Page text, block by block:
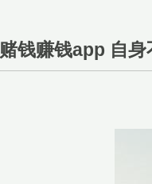
赌钱赚钱app 自